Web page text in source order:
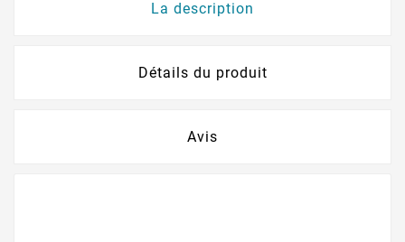
La description
Détails du produit
Avis